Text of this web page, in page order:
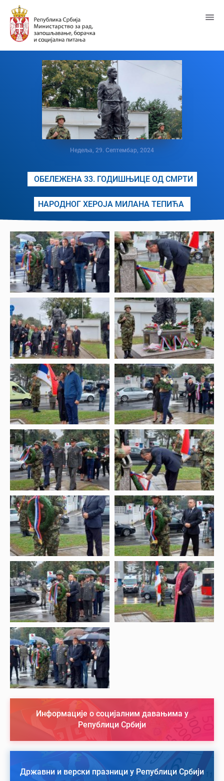
Пређи
главни
садржај
Недеља, 29. Септембар, 2024
ОБЕЛЕЖЕНА 33. ГОДИШЊИЦЕ ОД СМРТИ
НАРОДНОГ ХЕРОЈА МИЛАНА ТЕПИЋА
Информације о социјалним давањима у
Републици Србији
Државни и верски празници у Републици Србији